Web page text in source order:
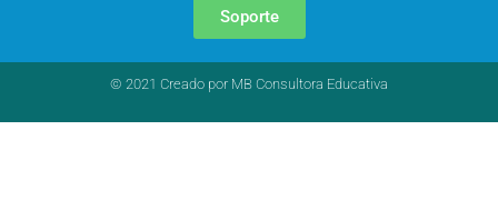
Soporte
© 2021 Creado por MB Consultora Educativa